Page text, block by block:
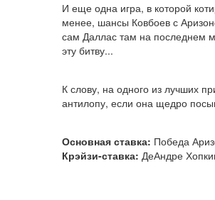
И еще одна игра, в которой
менее, шансы Ковбоев с
сам Даллас там на последнем
эту битву...
К слову, на одного из лучших
антилопу, если она щедро
Основная ставка: Победа
Крэйзи-ставка: ДеАндре